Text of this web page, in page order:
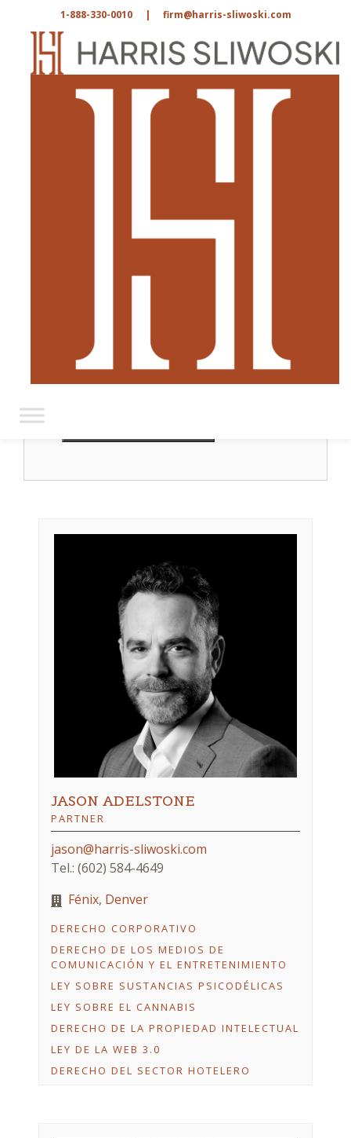
1-888-330-0010 | firm@harris-sliwoski.com
DIRECTORIO
Buscar por palabra clave
JASON ADELSTONE
PARTNER
jason@harris-sliwoski.com
Tel.: (602) 584-4649
Fénix, Denver
DERECHO CORPORATIVO
DERECHO DE LOS MEDIOS DE
COMUNICACIÓN Y EL ENTRETENIMIENTO
LEY SOBRE SUSTANCIAS PSICODÉLICAS
LEY SOBRE EL CANNABIS
DERECHO DE LA PROPIEDAD INTELECTUAL
LEY DE LA WEB 3.0
DERECHO DEL SECTOR HOTELERO